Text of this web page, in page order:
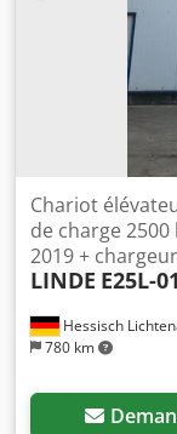
Hessisch
780 km
Chariot
de charge
2019 +
LINDE E25L-01